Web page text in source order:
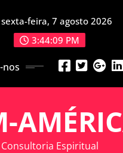
sexta-feira, 7 agosto 2026
3:44:09 PM
nos
Consultoria Espiritual